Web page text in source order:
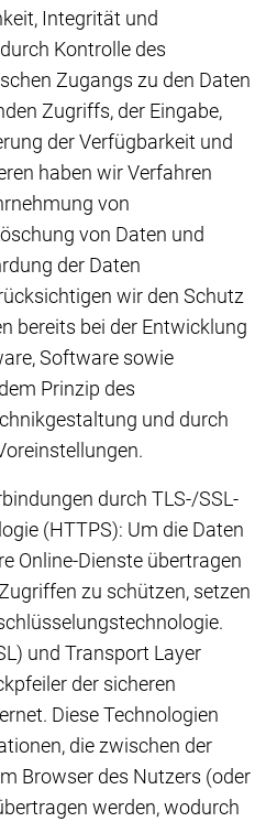
Integrität und
Kontrolle des
Zugangs zu den Daten
Zugriffs, der Eingabe,
der Verfügbarkeit und
haben wir Verfahren
von
von Daten und
der Daten
wir den Schutz
bereits bei der Entwicklung
Software sowie
Prinzip des
und durch
durch TLS-/SSL-
(HTTPS): Um die Daten
Online-Dienste übertragen
zu schützen, setzen
und Transport Layer
der sicheren
Diese Technologien
die zwischen der
Browser des Nutzers (oder
werden, wodurch